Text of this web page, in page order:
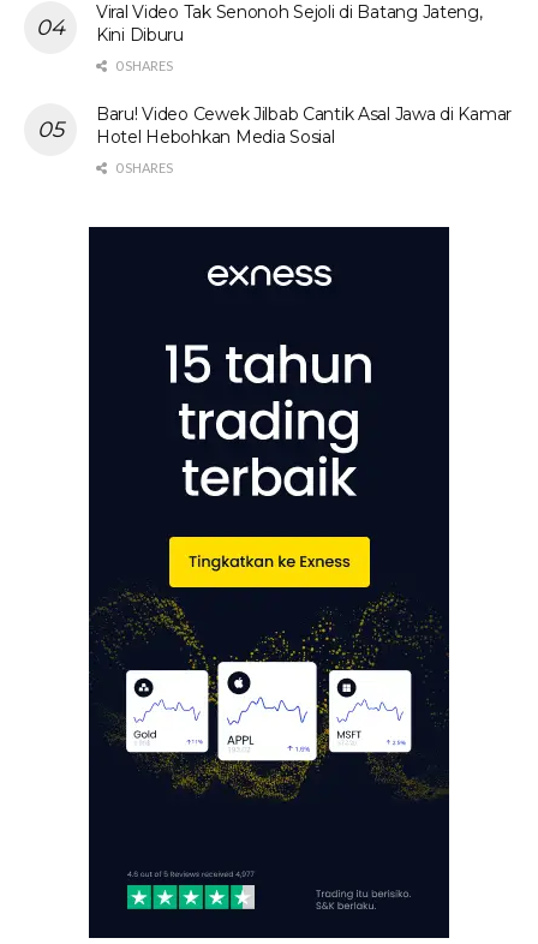
Viral Video Tak Senonoh Sejoli di Batang Jateng,
Kini Diburu
0 SHARES
Baru! Video Cewek Jilbab Cantik Asal Jawa di Kamar
Hotel Hebohkan Media Sosial
0 SHARES